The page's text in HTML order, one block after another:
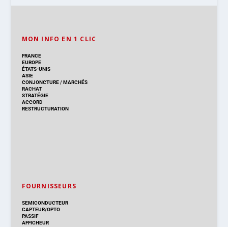
MON INFO EN 1 CLIC
FRANCE
EUROPE
ÉTATS-UNIS
ASIE
CONJONCTURE/MARCHÉS
RACHAT
STRATÉGIE
ACCORD
RESTRUCTURATION
FOURNISSEURS
SEMICONDUCTEUR
CAPTEUR/OPTO
PASSIF
AFFICHEUR